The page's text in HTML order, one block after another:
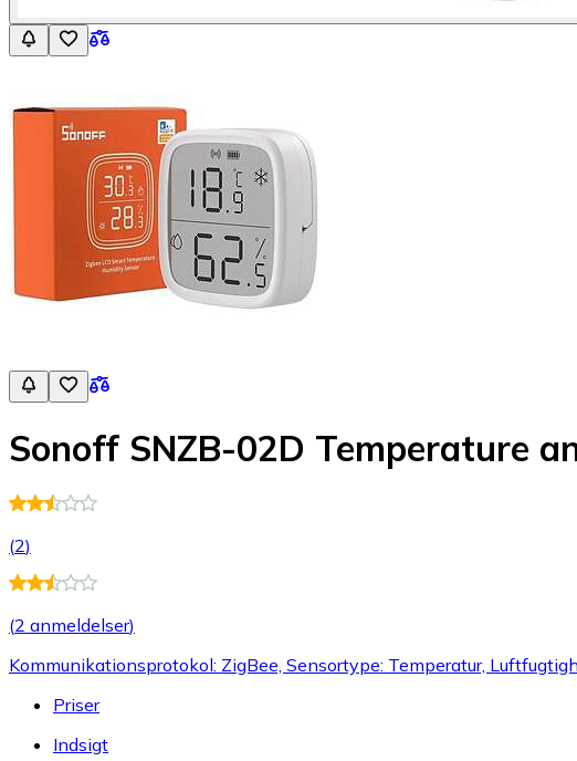
Sonoff SNZB-02D Temperature
(2)
(2 anmeldelser)
Kommunikationsprotokol: ZigBee, Sensortype: Temperatur,
Priser
Indsigt